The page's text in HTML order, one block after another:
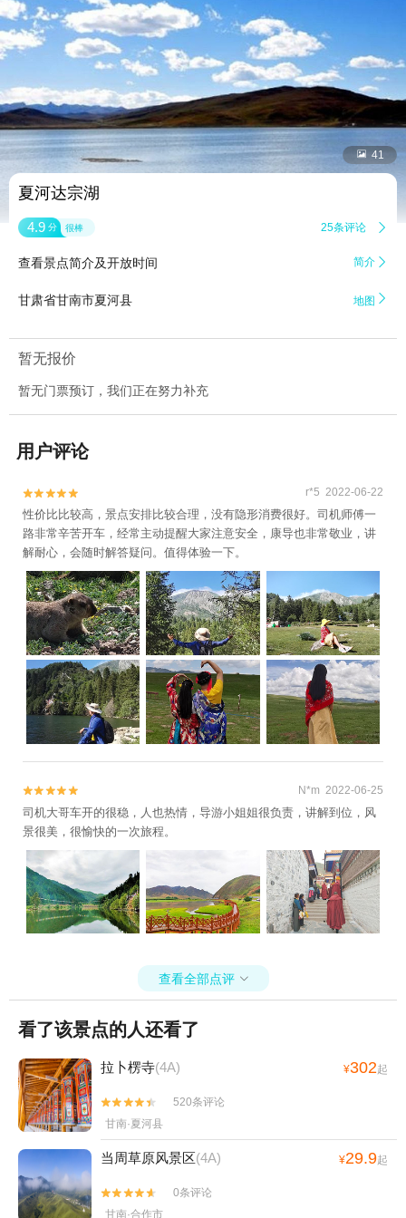
 41
夏河达宗湖
4.9 分 很棒 25条评论 
查看景点简介及开放时间 简介 
甘肃省甘南市夏河县 地图 
暂无报价
暂无门票预订，我们正在努力补充
用户评论

 r*5 2022-06-22
性价比比较高，景点安排比较合理，没有隐形消费很好。司机师傅一
路非常辛苦开车，经常主动提醒大家注意安全，康导也非常敬业，讲
解耐心，会随时解答疑问。值得体验一下。

 N*m 2022-06-25
司机大哥车开的很稳，人也热情，导游小姐姐很负责，讲解到位，风
景很美，很愉快的一次旅程。
查看全部点评 
看了该景点的人还看了
拉卜楞寺(4A) ¥302起


520条评论
甘南·夏河县
当周草原风景区(4A) ¥29.9起


0条评论
甘南·合作市
